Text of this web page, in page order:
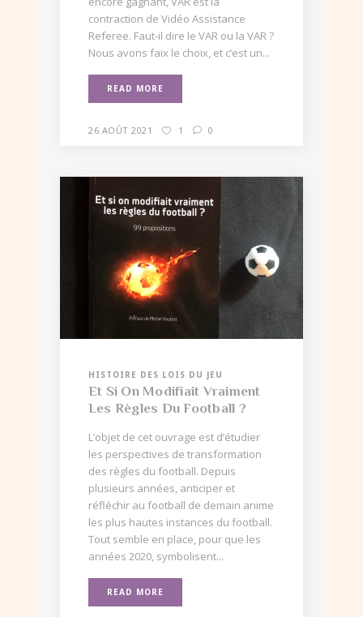
contraction de Vidéo Assistance
Referee. Faut-il dire le VAR ou la VAR ?
Nous avons faix le choix, et c’est un...
READ MORE
26 AOÛT 2021 1 0
HISTOIRE DES LOIS DU JEU
Et Si On Modifiait Vraiment
Les Règles Du Football ?
L’objet de cet ouvrage est d’étudier
les perspectives de transformation
des règles du football. Depuis
plusieurs années, anticiper et
réfléchir au football de demain anime
les plus hautes instances du football.
Tout semble en place, pour que les
années 2020, symbolisent...
READ MORE